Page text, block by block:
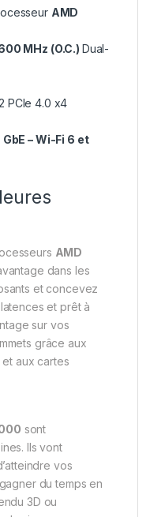
AMD
MHz (O.C.) Dual-
PCIe 4.0 x4
– Wi-Fi 6 et
AMD
dans les
et concevez
et prêt à
sur vos
grâce aux
et aux cartes
sont
Ils vont
vos
du temps en
3D ou